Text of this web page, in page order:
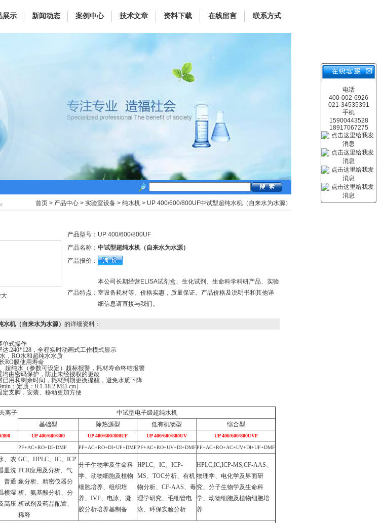
展示 新闻动态 案例中心 技术文章 资料下载 在线留言 联系方式
首页 > 产品中心 > 实验室设备 > 纯水机 > UP 400/600/800UF中试型超纯水机（自来水为水源）
大
产品型号： UP 400/600/800UF
产品名称： 中试型超纯水机（自来水为水源）
产品报价：
产品特点：
本公司长期经营ELISA试剂盒、生化试剂、生命科学科研产品、实验
室设备耗材等。价格实惠，质量保证。产品价格及说明书和其他详
细信息请直接与我们。
机（自来水为水源） 的详细资料：
单式操作
:240*128，全程实时动画式工作模式显示
，RO水和超纯水水质
RO膜使用寿命
超纯水（参数可设定）超标报警，耗材寿命终结报警
由密码保护，防止未经授权的更改
用和剩余时间，耗材到期更换提醒，避免水质下降
；定质：0.1-18.2 MΩ-cm）
支脚，安装、移动更加方便
离子
中试型电子级超纯水机
基础型
除热源型 低有机物型 综合型
800 UP 400/600/800 UP 400/600/800UF UP 400/600/800UV UP 400/600/800UVF
PF+AC+RO+DI+DMF PF+AC+RO+DI+UF+DMFPF+AC+RO+UV+DI+DMFPF+AC+RO+AC+UV+DI+UF+DMF
、农
皿洗
普通
横湿
高压
GC、HPLC、IC、ICP
PCR应用及分析、气
象分析、精密仪器分
析、氨基酸分析、分
析试剂及药品配置、
稀释
分子生物学及生命科
学、动物细胞及植物
细胞培养、组织培
养、IVF、电泳、凝
胶分析培养基制备
HPLC、IC、ICP-
MS、 TOC分析、有机
物分析、CF-AAS、毒
理学研究、毛细管电
泳、环保实验分析
HPLC,IC,ICP-MS,CF-AAS、
物理学、电化学及界面研
究、分子生物学及生命科
学、动物细胞及植物细胞培
养
电话
400-002-6926
021-34535391
手机
15900443528
18917067275